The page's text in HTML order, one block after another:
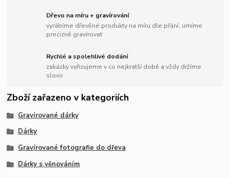
Dřevo na míru + gravírování
vyrábíme dřevěné produkty na míru dle přání, umíme
precizně gravírovat
Rychlé a spolehlivé dodání
zakázky vyřizujeme v co nejkratší době a vždy držíme
slovo
Zboží zařazeno v kategoriích
Gravírované dárky
Dárky
Gravírované fotografie do dřeva
Dárky s věnováním